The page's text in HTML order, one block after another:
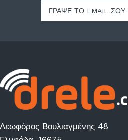
Λεωφόρος Βουλιαγμένης 48